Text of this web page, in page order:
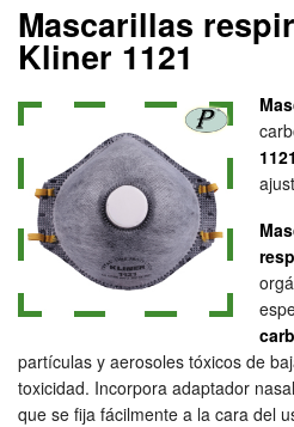
Mascarillas
Kliner 1121
1121
partículas y aerosoles tóxicos de
toxicidad. Incorpora adaptador
que se fija fácilmente a la cara del